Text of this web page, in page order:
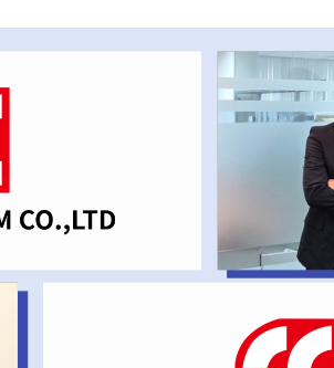
＆750社以上
ただいており